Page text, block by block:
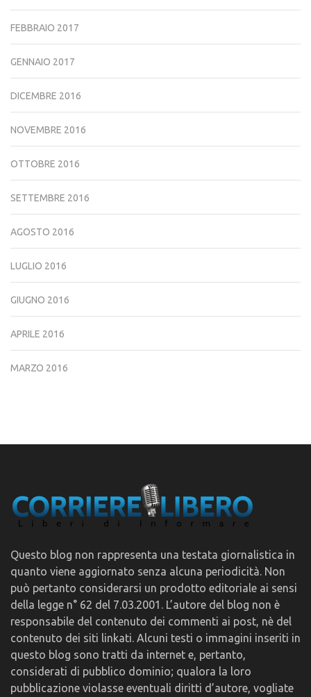
FEBBRAIO 2017
GENNAIO 2017
DICEMBRE 2016
NOVEMBRE 2016
OTTOBRE 2016
SETTEMBRE 2016
AGOSTO 2016
LUGLIO 2016
GIUGNO 2016
APRILE 2016
MARZO 2016
Questo blog non rappresenta una testata giornalistica in
quanto viene aggiornato senza alcuna periodicità. Non
può pertanto considerarsi un prodotto editoriale ai sensi
della legge n° 62 del 7.03.2001. L’autore del blog non è
responsabile del contenuto dei commenti ai post, nè del
contenuto dei siti linkati. Alcuni testi o immagini inseriti in
questo blog sono tratti da internet e, pertanto,
considerati di pubblico dominio; qualora la loro
pubblicazione violasse eventuali diritti d’autore, vogliate